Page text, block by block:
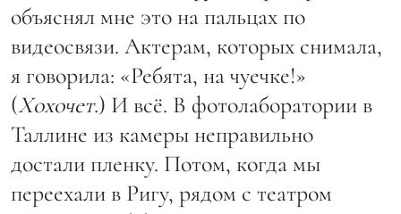
объяснял мне это на пальцах по
видеосвязи. Актерам, которых снимала,
я говорила: «Ребята, на чуечке!»
(Хохочет.) И всё. В фотолаборатории в
Таллине из камеры неправильно
достали пленку. Потом, когда мы
переехали в Ригу, рядом с театром